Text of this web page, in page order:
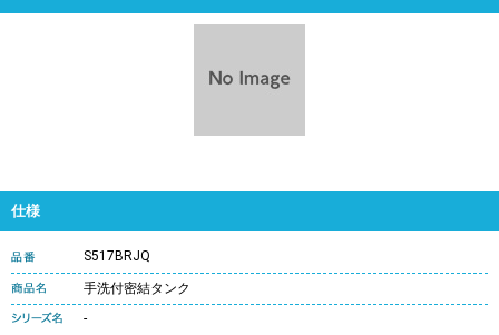
仕様
S517BRJQ
手洗付密結タンク
-